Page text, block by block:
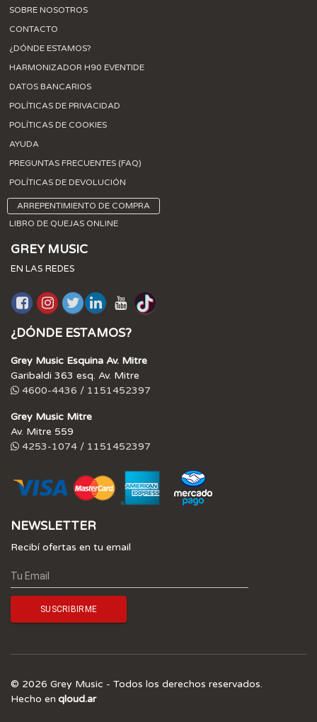
SOBRE NOSOTROS
CONTACTO
¿DÓNDE ESTAMOS?
HARMONIZADOR H90 EVENTIDE
DATOS BANCARIOS
POLÍTICAS DE PRIVACIDAD
POLÍTICAS DE COOKIES
AYUDA
PREGUNTAS FRECUENTES (FAQ)
POLÍTICAS DE DEVOLUCIÓN
ARREPENTIMIENTO DE COMPRA
LIBRO DE QUEJAS ONLINE
GREY MUSIC
EN LAS REDES
¿DÓNDE ESTAMOS?
Grey Music Esquina Av. Mitre
Garibaldi 363 esq. Av. Mitre
4600-4436 / 1151452397
Grey Music Mitre
Av. Mitre 559
4253-1074 / 1151452397
NEWSLETTER
Recibí ofertas en tu email
© 2026 Grey Music - Todos los derechos reservados.
Hecho en qloud.ar